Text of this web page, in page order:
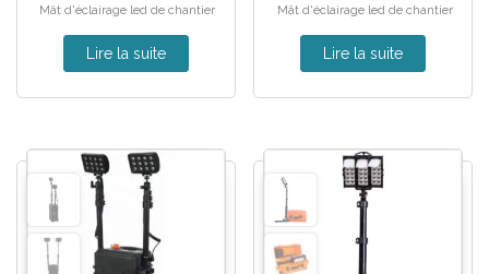
Mât d'éclairage led de chantier
Lire la suite
Mât d'éclairage led de chantier
Lire la suite